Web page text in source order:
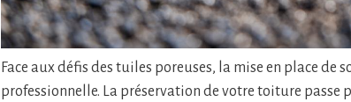
Face aux défis des tuiles poreuses, la mise en place de
professionnelle. La préservation de votre toiture passe